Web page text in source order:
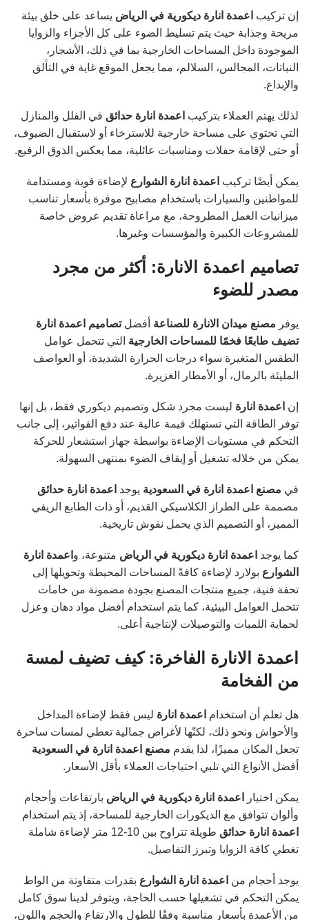
إن تركيب اعمدة انارة ديكورية في الرياض يساعد على خلق بيئة
مريحة وجذابة حيث يتم تسليط الضوء على كل الأجزاء والزوايا
الموجودة داخل المساحات الخارجية بما في ذلك، الأشجار،
النباتات، المجالس، السلالم، مما يجعل الموقع غاية في التألق
والإبداع.
لذلك يهتم العملاء بتركيب اعمدة انارة حدائق في الفلل والمنازل
التي تحتوي على مساحة خارجية للاسترخاء أو لاستقبال الضيوف،
أو حتى لإقامة حفلات ومناسبات عائلية، مما يعكس الذوق الرفيع.
يمكن أيضًا تركيب اعمدة انارة الشوارع لإضاءة قوية ومستدامة
للمواطنين والسيارات باستخدام مصابيح موفرة بأسعار تناسب
ميزانيات العمل المطروحة، مع مراعاة تقديم عروض خاصة
للمشروعات الكبيرة والمؤسسات وغيرها.
تصاميم اعمدة الانارة: أكثر من مجرد
مصدر للضوء
يوفر مصنع ميدان الانارة للصناعة أفضلتصاميم اعمدة انارة
تضيف طابعًا فخمًا للمساحات الخارجية التي تتحمل عوامل
الطقس المتغيرة سواء درجات الحرارة الشديدة، أو العواصف
المليئة بالرمال، أو الأمطار الغزيرة.
إن اعمدة انارة ليست مجرد شكل وتصميم ديكوري فقط، بل إنها
توفر الطاقة التي تستهلك قيمة عالية عند دفع الفواتير، إلى جانب
التحكم في مستويات الإضاءة بواسطة جهاز استشعار للحركة
يمكن من خلاله تشغيل أو إيقاف الضوء بمنتهى السهولة.
في مصنع اعمدة انارة في السعودية يوجد اعمدة انارة حدائق
مصممة على الطراز الكلاسيكي القديم، أو ذات الطابع الريفي
المميز، أو التصميم الذي يحمل نقوش تاريخية.
كما يوجد اعمدة انارة ديكورية في الرياض متنوعة، و اعمدة انارة
الشوارع بولارد لإضاءة كافةً المساحات المحيطة وتحويلها إلى
تحفة فنية، جميع منتجات المصنع بجودة مضمونة من خامات
تتحمل العوامل البيئية، كما يتم استخدام أفضل مواد دهان وعزل
لحماية اللمبات والتوصيلات لإنتاجية أعلى.
اعمدة الانارة الفاخرة: كيف تضيف لمسة
من الفخامة
هل تعلم أن استخدام اعمدة انارة ليس فقط لإضاءة المداخل
والأحواش ونحو ذلك، لكنّها لأغراض جمالية تعطي لمسات ساحرة
تجعل المكان مميزًا، لذا يقدم مصنع اعمدة انارة في السعودية
أفضل الأنواع التي تلبي احتياجات العملاء بأقل الأسعار.
يمكن اختيار اعمدة انارة ديكورية في الرياض بارتفاعات وأحجام
وألوان تتوافق مع الديكورات الخارجية للمساحة، إذ يتم استخدام
اعمدة انارة حدائق
طويلة تتراوح بين 10-12 متر لإضاءة شاملة
تغطي كافة الزوايا وتبرز التفاصيل.
يوجد أحجام من اعمدة انارة الشوارع بقدرات متفاوتة من الواط
يمكن التحكم في تشغيلها حسب الحاجة، ويتوفر لدينا سوق كامل
من الأعمدة بأسعار مناسبة وفقًا للطول والارتفاع والحجم واللون،